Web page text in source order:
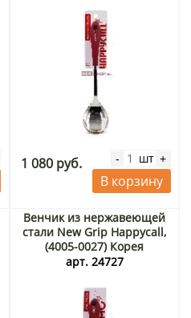
1 080 руб. - шт +
В корзину
Венчик из нержавеющей
стали New Grip Happycall,
(4005-0027) Корея
арт. 24727